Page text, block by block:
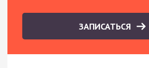
ЗАПИСАТЬСЯ